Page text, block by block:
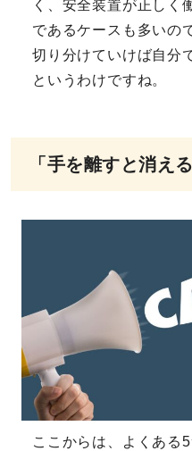
く、安全装置が正しく
であるケースも多いの
切り分けていけば自分
というわけですね。
「手を離すと消え
ここからは、よくある